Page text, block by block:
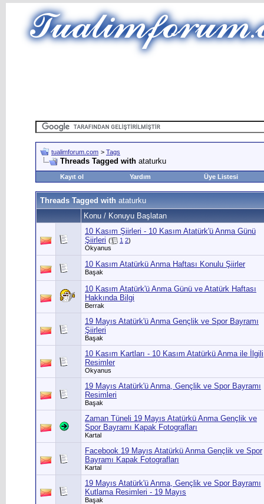
tualimforum.com > Tags
Threads Tagged with ataturku
Kayıt ol Yardım Üye Listesi
Threads Tagged with ataturku
Konu / Konuyu Başlatan
10 Kasım Şiirleri - 10 Kasım Atatürk'ü Anma Günü
Şiirleri ( 1 2)
Okyanus
10 Kasım Atatürkü Anma Haftası Konulu Şiirler
Başak
10 Kasım Atatürk'ü Anma Günü ve Atatürk Haftası
Hakkında Bilgi
Berrak
19 Mayıs Atatürk'ü Anma Gençlik ve Spor Bayramı
Şiirleri
Başak
10 Kasım Kartları - 10 Kasım Atatürkü Anma ile İlgili
Resimler
Okyanus
19 Mayıs Atatürk'ü Anma, Gençlik ve Spor Bayramı
Resimleri
Başak
Zaman Tüneli 19 Mayıs Atatürkü Anma Gençlik ve
Spor Bayramı Kapak Fotografları
Kartal
Facebook 19 Mayıs Atatürkü Anma Gençlik ve Spor
Bayramı Kapak Fotografları
Kartal
19 Mayıs Atatürk'ü Anma, Gençlik ve Spor Bayramı
Kutlama Resimleri - 19 Mayıs
Başak